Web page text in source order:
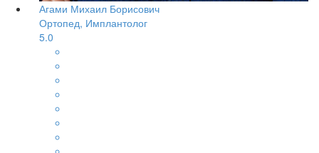
Агами Михаил Борисович
Ортопед, Имплантолог
5.0